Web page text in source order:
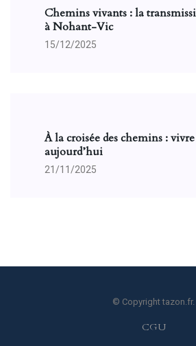
Chemins vivants : la
à Nohant-Vic
15/12/2025
À la croisée des chemins :
aujourd’hui
21/11/2025
© Copyright tazon.fr.
CGU